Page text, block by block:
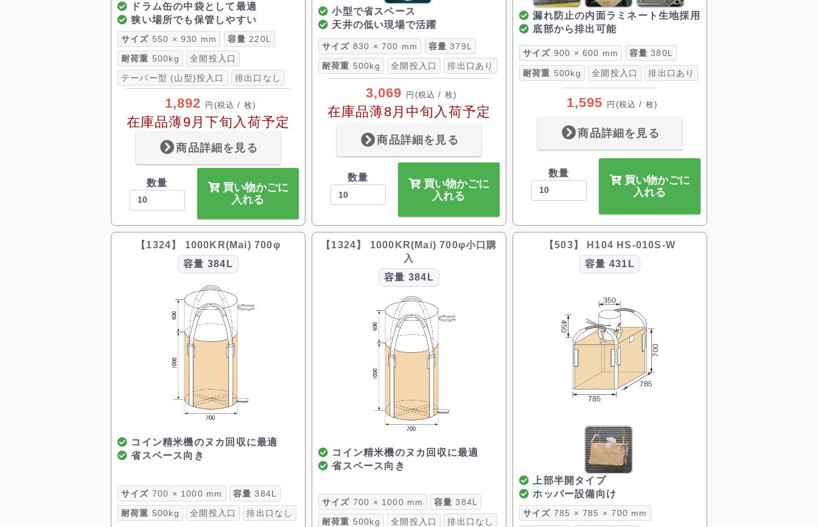
ドラム缶の中袋として最適
狭い場所でも保管しやすい
サイズ 550 × 930 mm 容量 220L
耐荷重 500kg 全開投入口
テーパー型 (山型)投入口 排出口なし
1,892 円 (税込 / 枚)
在庫品薄9月下旬入荷予定
商品詳細を見る
数量
買い物かごに
入れる
小型で省スペース
天井の低い現場で活躍
サイズ 830 × 700 mm 容量 379L
耐荷重 500kg 全開投入口 排出口あり
3,069 円 (税込 / 枚)
在庫品薄8月中旬入荷予定
商品詳細を見る
数量
買い物かごに
入れる
漏れ防止の内面ラミネート生地採用
底部から排出可能
サイズ 900 × 600 mm 容量 380L
耐荷重 500kg 全開投入口 排出口あり
1,595 円 (税込 / 枚)
商品詳細を見る
数量
買い物かごに
入れる
【1324】 1000KR(Mai) 700φ
容量 384L
コイン精米機のヌカ回収に最適
省スペース向き
サイズ 700 × 1000 mm 容量 384L
耐荷重 500kg 全開投入口 排出口なし
【1324】 1000KR(Mai) 700φ小口購
入
容量 384L
コイン精米機のヌカ回収に最適
省スペース向き
サイズ 700 × 1000 mm 容量 384L
耐荷重 500kg 全開投入口 排出口なし
【503】 H104 HS-010S-W
容量 431L
上部半開タイプ
ホッパー設備向け
サイズ 785 × 785 × 700 mm